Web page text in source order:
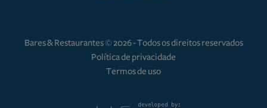
Bares & Restaurantes © 2026 - Todos os direitos reservados
Política de privacidade
Termos de uso